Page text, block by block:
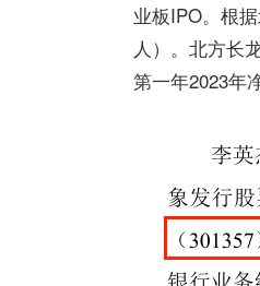
业板IPO。根
人）。北方长
第一年2023年